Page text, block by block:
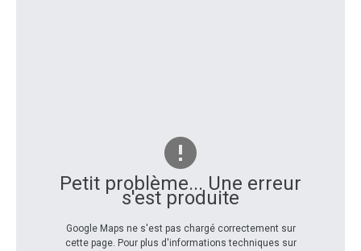
Petit problème... Une erreur
s'est produite
Google Maps ne s'est pas chargé correctement sur
cette page. Pour plus d'informations techniques sur